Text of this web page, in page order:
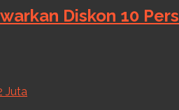
Diskon 10